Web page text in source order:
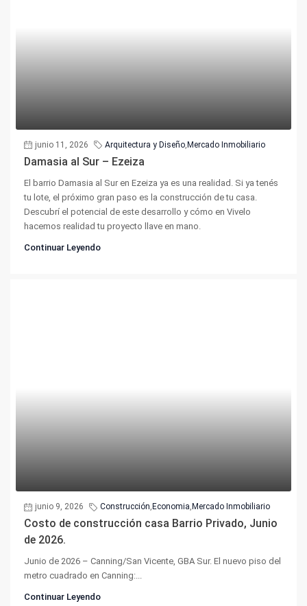
junio 11, 2026 Arquitectura y Diseño Mercado Inmobiliario
Damasia al Sur – Ezeiza
El barrio Damasia al Sur en Ezeiza ya es una realidad. Si ya tenés
tu lote, el próximo gran paso es la construcción de tu casa.
Descubrí el potencial de este desarrollo y cómo en Vivelo
hacemos realidad tu proyecto llave en mano.
Continuar Leyendo
junio 9, 2026 Construcción, Economia, Mercado Inmobiliario
Costo de construcción casa Barrio Privado, Junio
de 2026.
Junio de 2026 – Canning/San Vicente, GBA Sur. El nuevo piso del
metro cuadrado en Canning:...
Continuar Leyendo